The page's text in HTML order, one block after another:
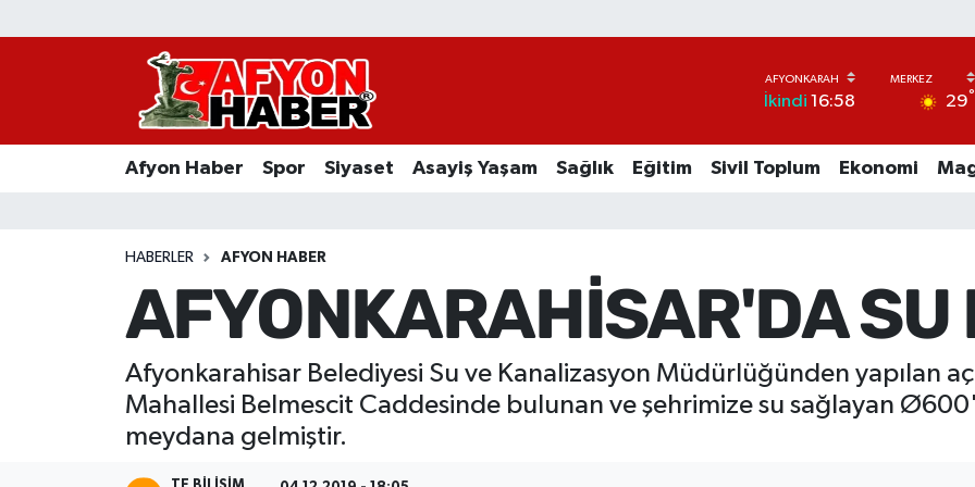
İkindi 16:58 29°
Afyon Haber Spor Siyaset Asayiş Yaşam Sağlık Eğitim Sivil Toplum Ekonomi
HABERLER AFYON HABER
AFYONKARAHİSAR'DA SU
Afyonkarahisar Belediyesi Su ve Kanalizasyon Müdürlüğünden yapılan
Mahallesi Belmescit Caddesinde bulunan ve şehrimize su sağlayan
meydana gelmiştir.
Afyon Haber
Asayiş Yaşam
Sivil Toplum